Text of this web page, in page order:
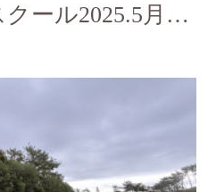
三浦 涼サーフスクール2025.5月のスケジュール